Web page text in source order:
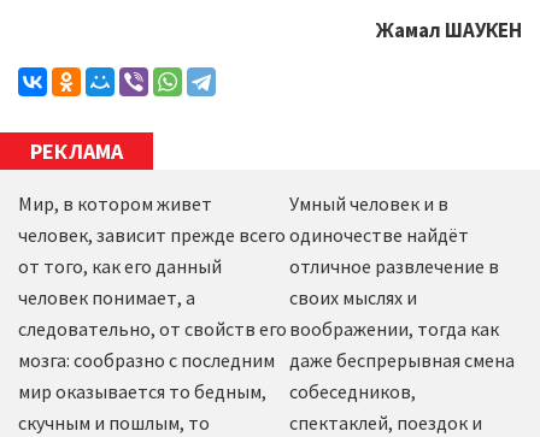
Жамал ШАУКЕН
РЕКЛАМА
Мир, в котором живет
человек, зависит прежде всего
от того, как его данный
человек понимает, а
следовательно, от свойств его
мозга: сообразно с последним
мир оказывается то бедным,
скучным и пошлым, то
Умный человек и в
одиночестве найдёт
отличное развлечение в
своих мыслях и
воображении, тогда как
даже беспрерывная смена
собеседников,
спектаклей, поездок и